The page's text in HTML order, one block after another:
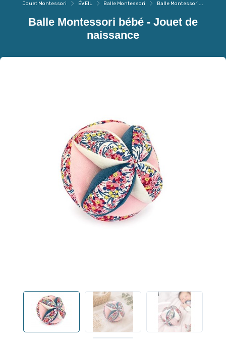
Jouet Montessori ÉVEIL Balle Montessori Balle Montessori...
Balle Montessori bébé - Jouet de
naissance